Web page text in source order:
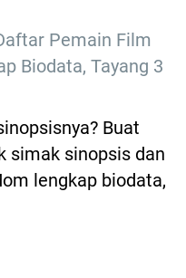
Pemain Film
Biodata, Tayang 3
Buat
simak sinopsis dan
lengkap biodata,